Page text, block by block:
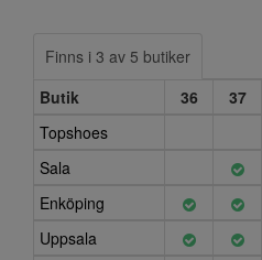
Finns i 3 av 5 butiker
Butik
36 37
Topshoes
Sala
Enköping
Uppsala